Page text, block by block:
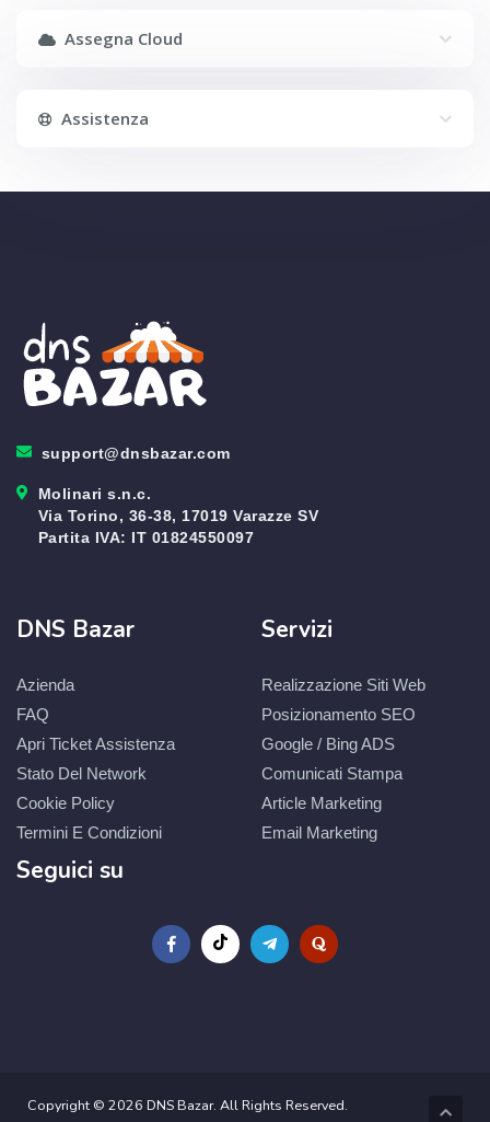
Assegna Cloud
Assistenza
support@dnsbazar.com
Molinari s.n.c.
Via Torino, 36-38, 17019 Varazze SV
Partita IVA: IT 01824550097
DNS Bazar
Azienda
FAQ
Apri Ticket Assistenza
Stato Del Network
Cookie Policy
Termini E Condizioni
Servizi
Realizzazione Siti Web
Posizionamento SEO
Google / Bing ADS
Comunicati Stampa
Article Marketing
Email Marketing
Seguici su
Copyright © 2026 DNS Bazar. All Rights Reserved.